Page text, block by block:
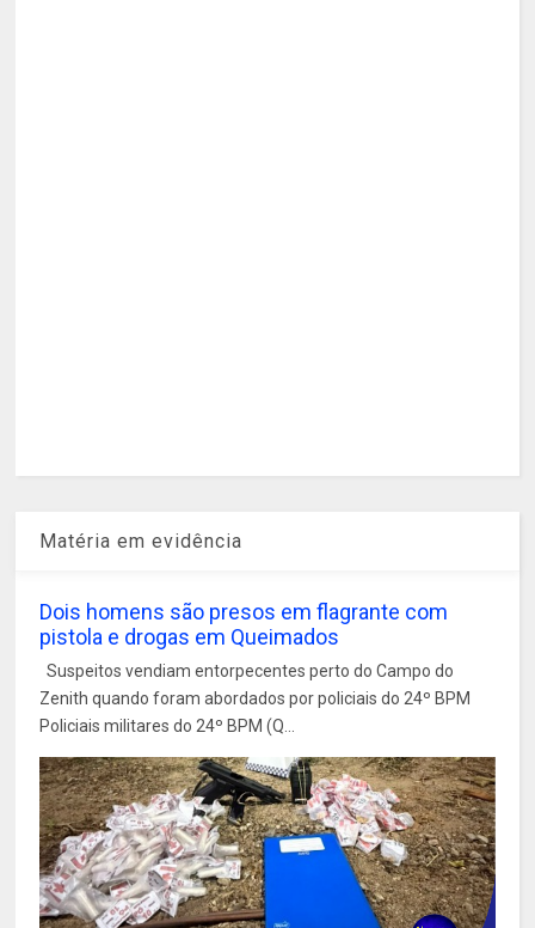
Matéria em evidência
Dois homens são presos em flagrante com
pistola e drogas em Queimados
Suspeitos vendiam entorpecentes perto do Campo do
Zenith quando foram abordados por policiais do 24º BPM
Policiais militares do 24º BPM (Q...